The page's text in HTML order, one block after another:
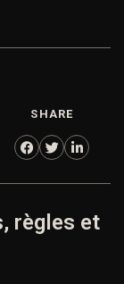
SHARE
règles et